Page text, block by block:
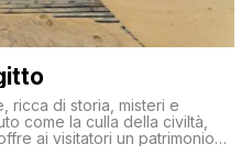
ricca di storia, misteri e
come la culla della civiltà,
ai visitatori un patrimonio
i millenni, l’Egitto è stato il